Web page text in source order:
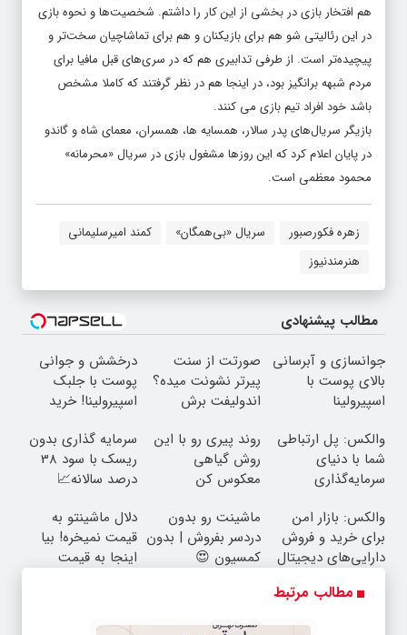
هم افتخار بازی در بخشی از این کار را داشتم. شخصیت‌ها و نحوه بازی
در این رئالیتی شو هم برای بازیکنان و هم برای تماشاچیان سخت‌تر و
پیچیده‌تر است. از طرفی تدابیری هم که در سری‌های قبل مافیا برای
مردم شبهه برانگیز بود، در اینجا هم در نظر گرفتند که کاملا مشخص
باشد خود افراد تیم بازی می کنند.
بازیگر سریال‌های پدر سالار، همسایه ها، همسران، معمای شاه و گاندو
در پایان اعلام کرد که این روزها مشغول بازی در سریال «محرمانه»
محمود معظمی است.
زهره فکورصبور سریال «بی‌همگان»
کمند امیرسلیمانی
هنرمندنیوز
مطالب پیشنهادی
جوانسازی و آبرسانی
بالای پوست با
اسپیرولینا
صورتت از سنت
پیرتر نشونت میده؟
اندولیفت برش
درخشش و جوانی
پوست با جلبک
اسپیرولینا! خرید
ویژه
والکس: پل ارتباطی
شما با دنیای
سرمایه‌گذاری
روند پیری رو با این
روش گیاهی
معکوس کن
سرمایه گذاری بدون
ریسک با سود 38
درصد سالانه📈
والکس: بازار امن
برای خرید و فروش
دارایی‌های دیجیتال
ماشینت رو بدون
دردسر بفروش | بدون
کمسیون 😍
دلال ماشینتو به
قیمت نمیخره! بیا
اینجا به قیمت
مطالب مرتبط